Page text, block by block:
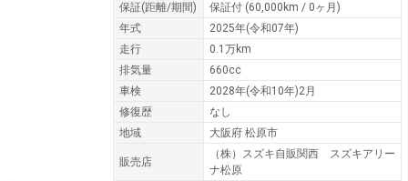
保証(距離/期間) 保証付 (60,000km / 0ヶ月)
年式
2025年(令和07年)
走行
0.1万km
排気量
660cc
車検
2028年(令和10年)2月
修復歴
なし
地域
大阪府 松原市
販売店
（株）スズキ自販関西 スズキアリー
ナ松原